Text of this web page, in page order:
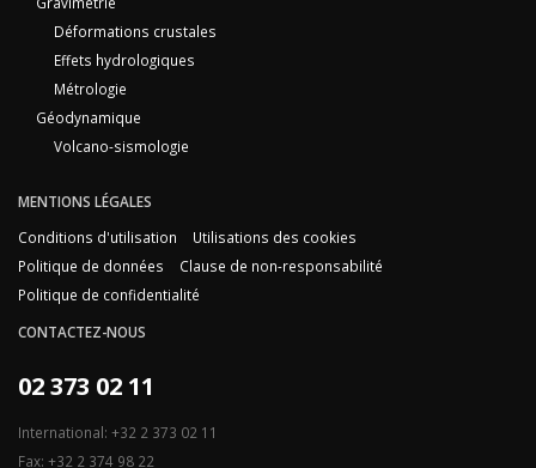
Déformations crustales
Effets hydrologiques
Métrologie
Géodynamique
Volcano-sismologie
MENTIONS LÉGALES
Conditions d'utilisation
Utilisations des cookies
Politique de données
Clause de non-responsabilité
Politique de confidentialité
CONTACTEZ-NOUS
02 373 02 11
International: +32 2 373 02 11
Fax: +32 2 374 98 22